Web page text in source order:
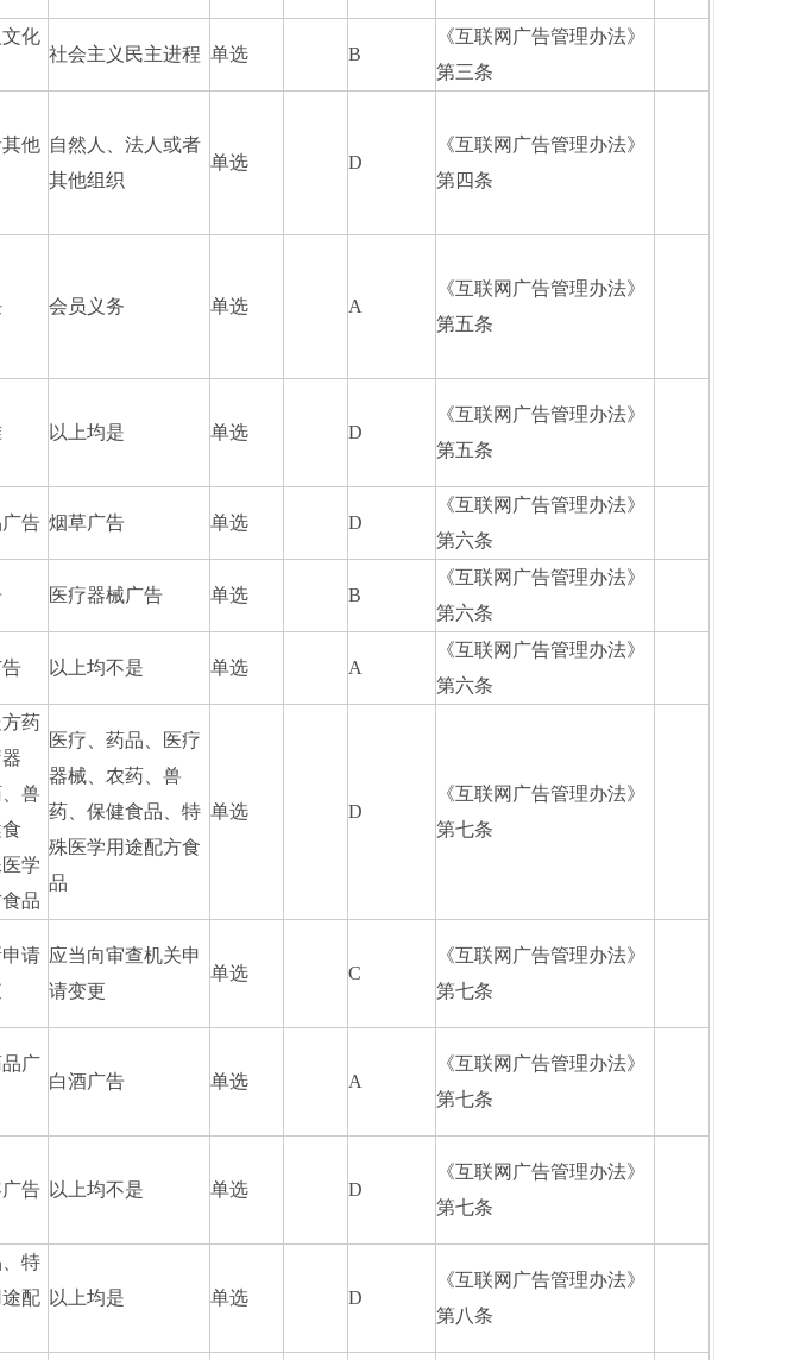
化
社会主义民主进程 单选 B
《互联网广告管理办法》
第三条
他 自然人、法人或者
其他组织
单选 D
《互联网广告管理办法》
第四条
会员义务 单选 A
《互联网广告管理办法》
第五条
以上均是 单选 D
《互联网广告管理办法》
第五条
告 烟草广告 单选 D
《互联网广告管理办法》
第六条
医疗器械广告 单选 B
《互联网广告管理办法》
第六条
以上均不是 单选 A
《互联网广告管理办法》
第六条
药
兽
学
品
医疗、药品、医疗
器械、农药、兽
药、保健食品、特
殊医学用途配方食
品
单选 D
《互联网广告管理办法》
第七条
请 应当向审查机关申
请变更
单选 C
《互联网广告管理办法》
第七条
广
白酒广告 单选 A
《互联网广告管理办法》
第七条
告 以上均不是 单选 D
《互联网广告管理办法》
第七条
特
配 以上均是 单选 D
《互联网广告管理办法》
第八条